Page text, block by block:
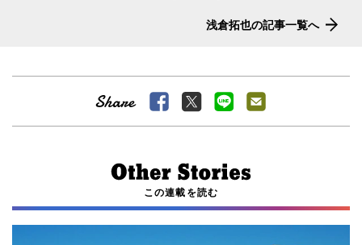
浅倉拓也の記事一覧へ
この連載を読む